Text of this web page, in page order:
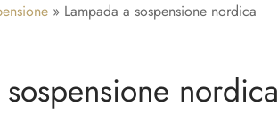
» Lampada a sospensione nordica
nordica